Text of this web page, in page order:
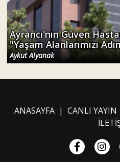
Ayrancı'nın Güven
"Yaşam Alanlarımızı
Aykut Alyanak
ANASAYFA| CANLI YAYIN